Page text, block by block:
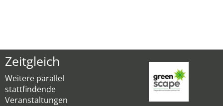
Zeitgleich
Weitere parallel
stattfindende
Veranstaltungen